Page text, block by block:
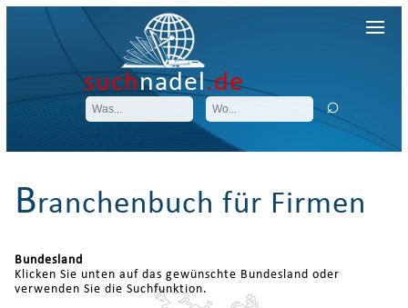
suchnadel.de
Branchenbuch für Firmen
Bundesland
Klicken Sie unten auf das gewünschte Bundesland oder
verwenden Sie die Suchfunktion.